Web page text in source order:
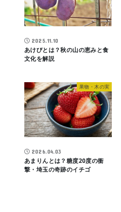
2025.11.10
あけびとは？秋の山の恵みと食
文化を解説
果物・木の実
2026.04.03
あまりんとは？糖度20度の衝
撃・埼玉の奇跡のイチゴ